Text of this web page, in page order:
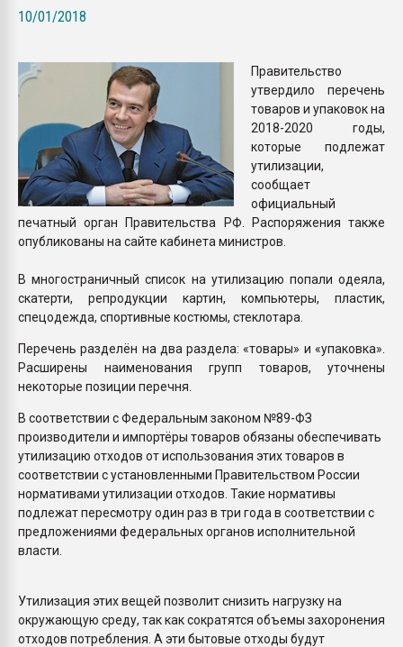
10/01/2018
Правительство
утвердило перечень
товаров и упаковок на
2018-2020 годы,
которые подлежат
утилизации,
сообщает
официальный
печатный орган Правительства РФ. Распоряжения также
опубликованы на сайте кабинета министров.
В многостраничный список на утилизацию попали одеяла,
скатерти, репродукции картин, компьютеры, пластик,
спецодежда, спортивные костюмы, стеклотара.
Перечень разделён на два раздела: «товары» и «упаковка».
Расширены наименования групп товаров, уточнены
некоторые позиции перечня.
В соответствии с Федеральным законом №89-ФЗ
производители и импортёры товаров обязаны обеспечивать
утилизацию отходов от использования этих товаров в
соответствии с установленными Правительством России
нормативами утилизации отходов. Такие нормативы
подлежат пересмотру один раз в три года в соответствии с
предложениями федеральных органов исполнительной
власти.
Утилизация этих вещей позволит снизить нагрузку на
окружающую среду, так как сократятся объемы захоронения
отходов потребления. А эти бытовые отходы будут